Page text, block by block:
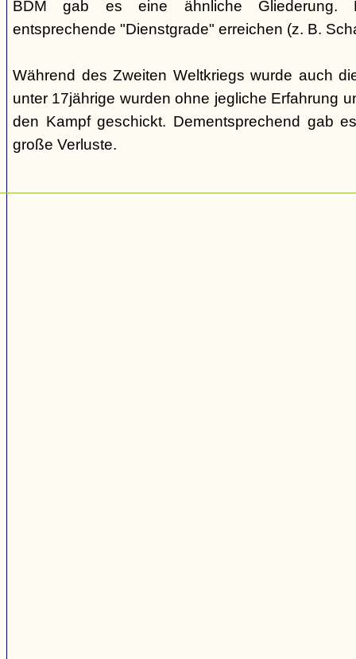
BDM gab es eine ähnliche Gliederung.
entsprechende "Dienstgrade" erreichen (z. B.
Während des Zweiten Weltkriegs wurde auch
unter 17jährige wurden ohne jegliche Erfahrung
den Kampf geschickt. Dementsprechend gab
große Verluste.